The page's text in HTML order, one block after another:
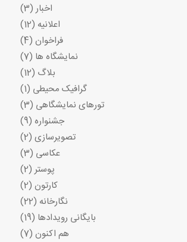
اخبار (3)
اعلانیه (12)
فراخوان (4)
نمایشگاه ها (7)
بلاگ (12)
گرافیک محیطی (1)
تورهای نمایشگاهی (3)
جشنواره (9)
تصویرسازی (2)
عکاسی (3)
پوستر (2)
کارتون (2)
نگارخانه (22)
بایگانی رویدادها (19)
هم اکنون (7)